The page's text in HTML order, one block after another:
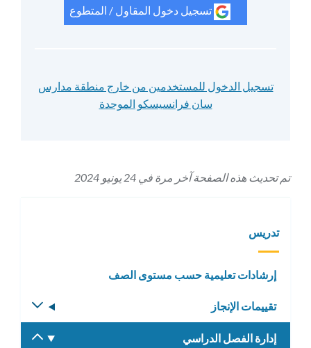
تسجيل دخول المقاول / المتطوع
تسجيل الدخول للمستخدمين من خارج منطقة مدارس
سان فرانسيسكو الموحدة
تم تحديث هذه الصفحة آخر مرة في 24 يونيو 2024
تدريس
إرشادات تعليمية حسب مستوى الصف
تقييمات الإنجاز
القائمة
إدارة الفصل الدراسي